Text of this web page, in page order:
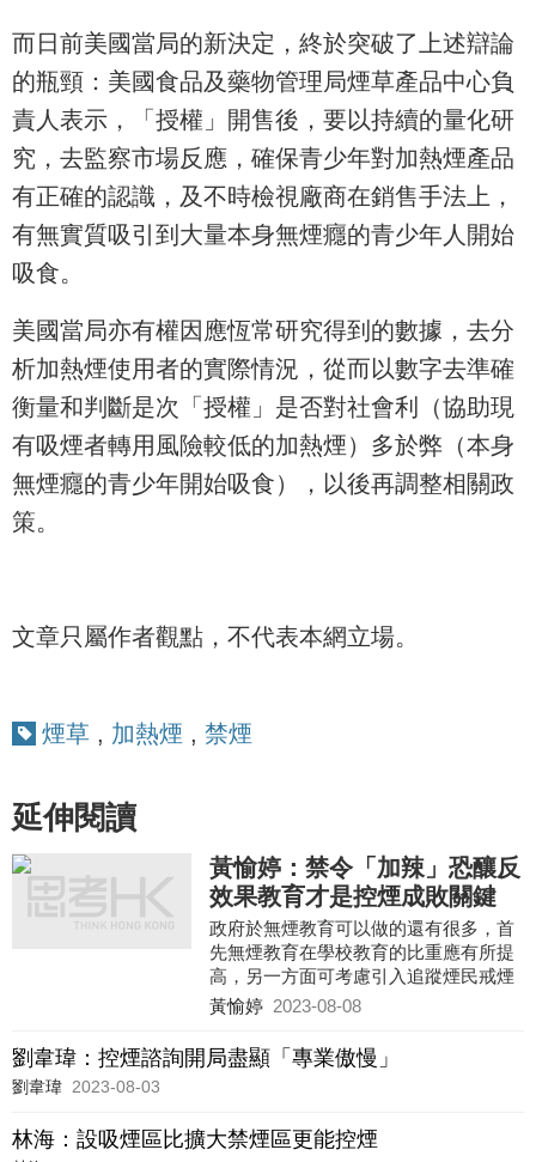
而日前美國當局的新決定，終於突破了上述辯論
的瓶頸：美國食品及藥物管理局煙草產品中心負
責人表示，「授權」開售後，要以持續的量化研
究，去監察市場反應，確保青少年對加熱煙產品
有正確的認識，及不時檢視廠商在銷售手法上，
有無實質吸引到大量本身無煙癮的青少年人開始
吸食。
美國當局亦有權因應恆常研究得到的數據，去分
析加熱煙使用者的實際情況，從而以數字去準確
衡量和判斷是次「授權」是否對社會利（協助現
有吸煙者轉用風險較低的加熱煙）多於弊（本身
無煙癮的青少年開始吸食），以後再調整相關政
策。
文章只屬作者觀點，不代表本網立場。
煙草 , 加熱煙 , 禁煙
延伸閱讀
黃愉婷：禁令「加辣」恐釀反
效果教育才是控煙成敗關鍵
政府於無煙教育可以做的還有很多，首
先無煙教育在學校教育的比重應有所提
高，另一方面可考慮引入追蹤煙民戒煙
成效或表現的服務，配合教育及獎勵並
黃愉婷 2023-08-08
劉韋瑋：控煙諮詢開局盡顯「專業傲慢」
劉韋瑋 2023-08-03
林海：設吸煙區比擴大禁煙區更能控煙